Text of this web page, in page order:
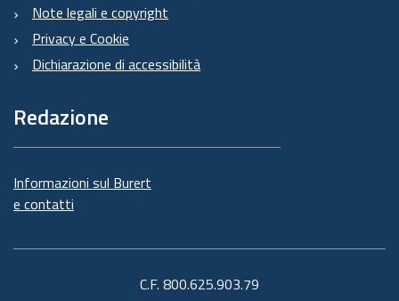
Note legali e copyright
Privacy e Cookie
Dichiarazione di accessibilità
Redazione
Informazioni sul Burert
e contatti
C.F. 800.625.903.79